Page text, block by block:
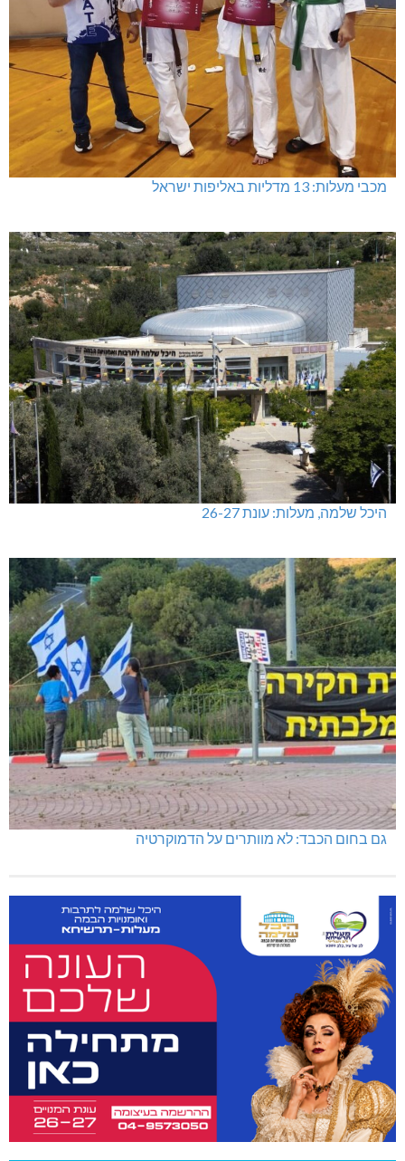
מכבי מעלות: 13 מדליות באליפות ישראל
היכל שלמה, מעלות: עונת 26-27
גם בחום הכבד: לא מוותרים על הדמוקרטיה